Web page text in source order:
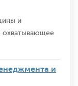
и
охватывающее
и